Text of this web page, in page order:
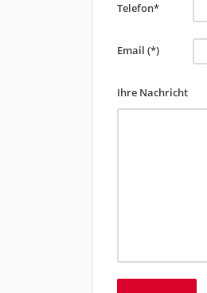
Telefon*
Email (*)
Ihre Nachricht